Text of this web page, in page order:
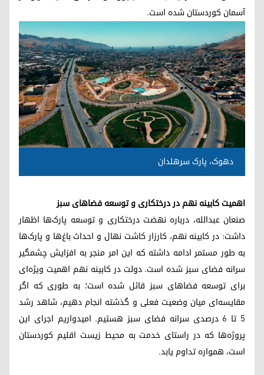
آسمان کوردستان شده است.
دهوک، پارک سرهلدان
اهمیت کابینه نهم در درختکاری و توسعه فضاهای سبز
صنعان عبدالله، درباره نهضت درختکاری و توسعه پارک‌ها اظهار
داشت: در کابینه نهم، کارزار کاشت نهال و احداث باغ‌ها و پارک‌ها
به طور مستمر ادامه داشته که این امر منجر به افزایش چشمگیر
سرانه فضای سبز شده است. دولت در کابینه نهم اهمیت ویژه‌ای
برای توسعه فضاهای سبز قائل شده است؛ به طوری که اگر
مقایسه‌ای میان وضعیت فعلی و گذشته انجام دهیم، شاهد رشد
۵ تا ۶ درصدی سرانه فضای سبز هستیم. امیدواریم اجرای این
پروژه‌ها که در راستای خدمت به محیط زیست اقلیم کوردستان
است، همواره تداوم یابد.